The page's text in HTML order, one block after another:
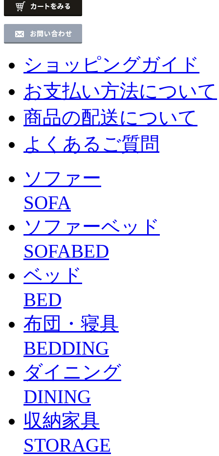
ショッピングガイド
お支払い方法について
商品の配送について
よくあるご質問
ソファー
SOFA
ソファーベッド
SOFABED
ベッド
BED
布団・寝具
BEDDING
ダイニング
DINING
収納家具
STORAGE